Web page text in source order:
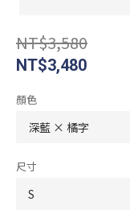
NT$3,580
NT$3,480
顏色
尺寸